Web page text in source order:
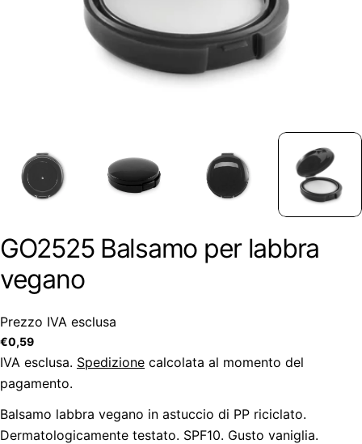
GO2525 Balsamo per labbra
vegano
Prezzo IVA esclusa
Prezzo
regolare
€0,59
IVA esclusa. Spedizione calcolata al momento del
pagamento.
Balsamo labbra vegano in astuccio di PP riciclato.
Dermatologicamente testato. SPF10. Gusto vaniglia.